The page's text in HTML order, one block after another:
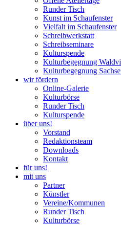
Runder Tisch
Kunst im Schaufenster
Vielfalt im Schaufenster
Schreibwerkstatt
Schreibseminare
Kulturspende
Kulturbegegnung
Kulturbegegnung
wir fördern
Online-Galerie
Kulturbörse
Runder Tisch
Kulturspende
über uns!
Vorstand
Redaktionsteam
Downloads
Kontakt
für uns!
mit uns
Partner
Künstler
Vereine/Kommunen
Runder Tisch
Kulturbörse